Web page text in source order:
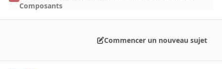
Composants
Commencer un nouveau sujet